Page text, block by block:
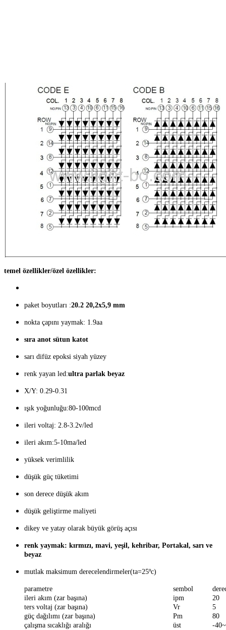
temel özellikler/özel özellikler:
paket boyutları :20.2 20,2x5,9 mm
nokta çapını yaymak: 1.9aa
sıra anot sütun katot
sarı difüz epoksi siyah yüzey
renk yayan led:ultra parlak beyaz
X/Y: 0.29-0.31
ışık yoğunluğu:80-100mcd
ileri voltaj: 2.8-3.2v/led
ileri akım:5-10ma/led
yüksek verimlilik
düşük güç tüketimi
son derece düşük akım
düşük geliştirme maliyeti
dikey ve yatay olarak büyük görüş açısı
renk yaymak: kırmızı, mavi, yeşil, kehribar, Portakal, sarı ve
beyaz
mutlak maksimum derecelendirmeler(ta=25ºc)
parametre sembol
ileri akım (zar başına)
ipm
20
ters voltaj (zar başına)
Vr
5
güç dağılımı (zar başına)
Pm
80
çalışma sıcaklığı aralığı
üst
-